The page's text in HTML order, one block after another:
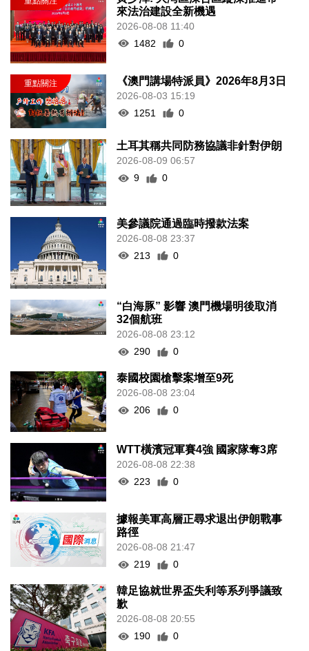
來法治建設全新機遇
2026-08-08 11:40
1482
0
《澳門講場特派員》2026年8月3日
2026-08-03 15:19
1251
0
土耳其稱共同防務協議非針對伊朗
2026-08-09 06:57
9
0
美參議院通過臨時撥款法案
2026-08-08 23:37
213
0
“白海豚” 影響 澳門機場明後取消
32個航班
2026-08-08 23:12
290
0
泰國校園槍擊案增至9死
2026-08-08 23:04
206
0
WTT橫濱冠軍賽4強 國家隊奪3席
2026-08-08 22:38
223
0
據報美軍高層正尋求退出伊朗戰事
路徑
2026-08-08 21:47
219
0
韓足協就世界盃失利等系列爭議致
歉
2026-08-08 20:55
190
0